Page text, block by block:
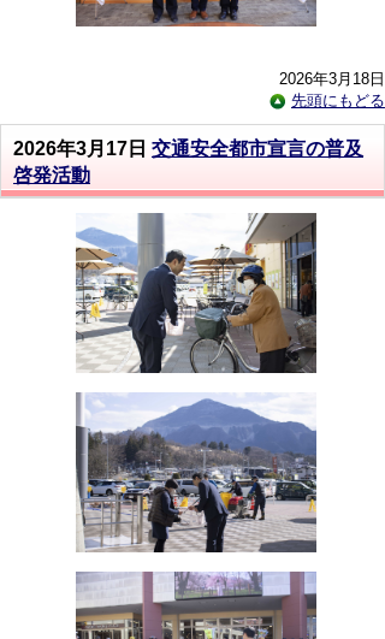
2026年3月18日
先頭にもどる
2026年3月17日 交通安全都市宣言の普及
啓発活動